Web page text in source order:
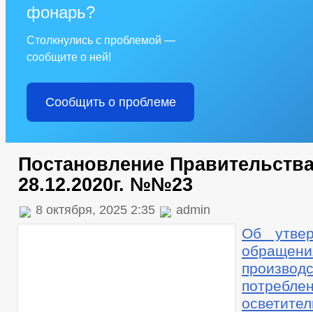
фонарь?
Столкнулись с проблемой —
сообщите о ней!
Сообщить о проблеме
Постановление
28.12.2020г. №№23
8 октября, 2025 2:35 admin
Об